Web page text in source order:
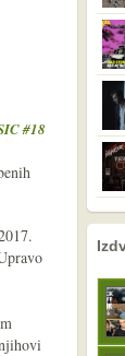
#18
nema prethodne
sljedeće